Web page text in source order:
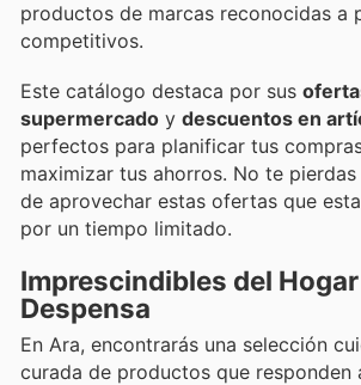
productos de marcas reconocidas a
competitivos.
Este catálogo destaca por sus
supermercado y descuentos en
perfectos para planificar tus
maximizar tus ahorros. No te
de aprovechar estas ofertas que
por un tiempo limitado.
Imprescindibles del
Despensa
En Ara, encontrarás una selección
curada de productos que responden